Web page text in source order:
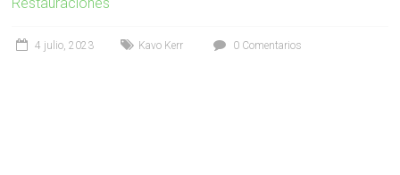
4 julio, 2023 Kavo Kerr 0 Comentarios